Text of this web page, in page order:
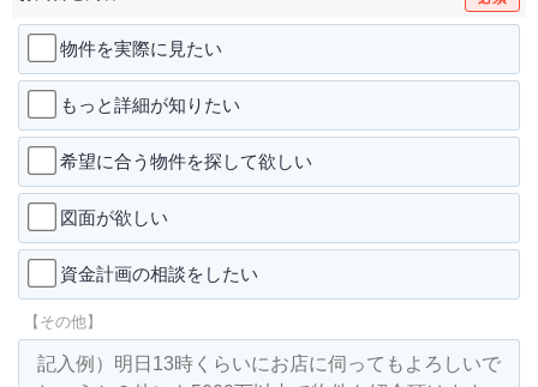
物件を実際に見たい
もっと詳細が知りたい
希望に合う物件を探して欲しい
図面が欲しい
資金計画の相談をしたい
【その他】